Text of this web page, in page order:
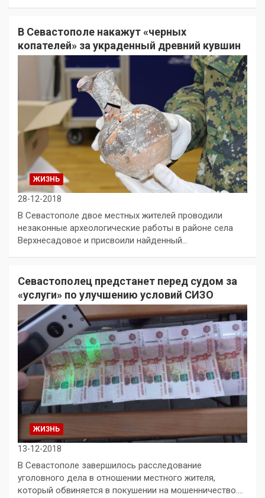
В Севастополе накажут «черных
копателей» за украденный древний кувшин
ЖИЗНЬ
28-12-2018
В Севастополе двое местных жителей проводили
незаконные археологические работы в районе села
Верхнесадовое и присвоили найденный…
Севастополец предстанет перед судом за
«услуги» по улучшению условий СИЗО
ЖИЗНЬ
13-12-2018
В Севастополе завершилось расследование
уголовного дела в отношении местного жителя,
который обвиняется в покушении на мошенничество.…